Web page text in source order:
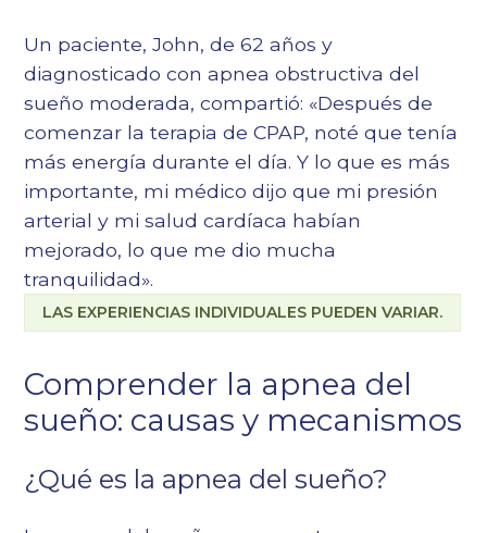
Un paciente, John, de 62 años y
diagnosticado con apnea obstructiva del
sueño moderada, compartió: «Después de
comenzar la terapia de CPAP, noté que tenía
más energía durante el día. Y lo que es más
importante, mi médico dijo que mi presión
arterial y mi salud cardíaca habían
mejorado, lo que me dio mucha
tranquilidad».
LAS EXPERIENCIAS INDIVIDUALES PUEDEN VARIAR.
Comprender la apnea del
sueño: causas y mecanismos
¿Qué es la apnea del sueño?